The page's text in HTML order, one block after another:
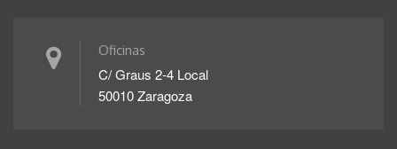
Oficinas
C/ Graus 2-4 Local
50010 Zaragoza